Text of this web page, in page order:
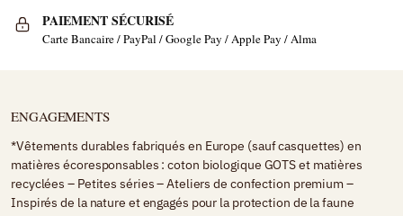
PAIEMENT SÉCURISÉ
Carte Bancaire / PayPal / Google Pay / Apple Pay / Alma
ENGAGEMENTS
*Vêtements durables fabriqués en Europe (sauf casquettes) en
matières écoresponsables : coton biologique GOTS et matières
recyclées – Petites séries – Ateliers de confection premium –
Inspirés de la nature et engagés pour la protection de la faune